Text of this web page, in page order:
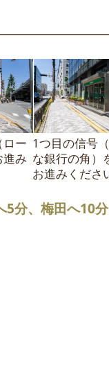
ー
進み
1つ目の信号
な銀行の角）
お進みくださ
分、梅田へ10